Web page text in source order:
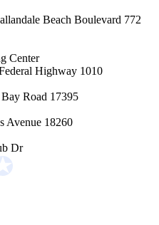
Beach Boulevard 772
Center
Highway 1010
Road 17395
18260
Dr